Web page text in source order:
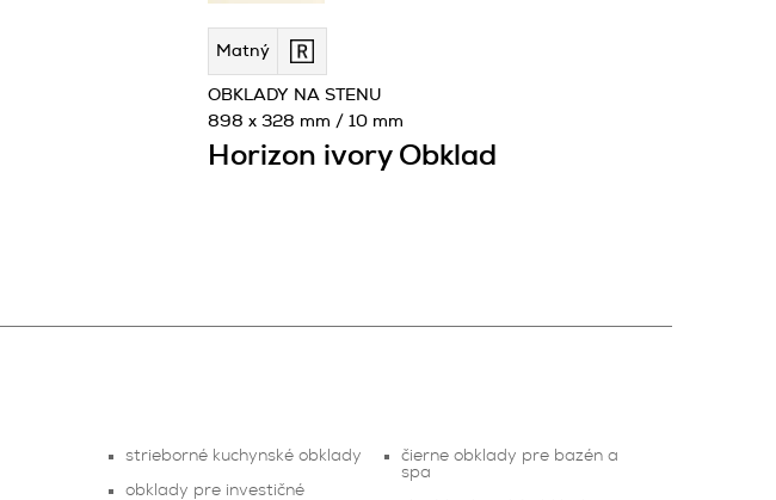
Matný
Horizon ivory Obklad
OBKLADY NA STENU
898 x 328 mm / 10 mm
strieborné kuchynské obklady
obklady pre investičné
čierne obklady pre bazén a
spa